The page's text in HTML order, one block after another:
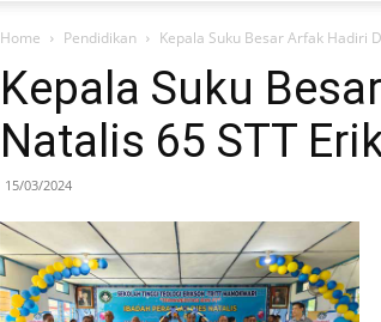
Home Pendidikan Kepala Suku Besar Arfak Hadiri
Kepala Suku
Natalis 65 STT
15/03/2024